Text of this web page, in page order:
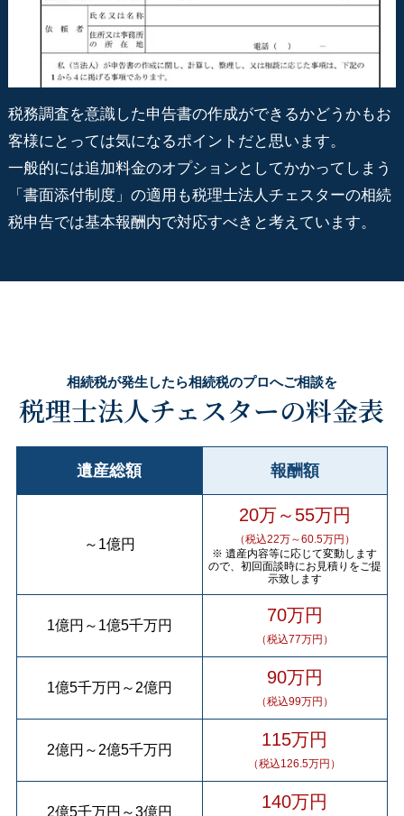
税務調査を意識した申告書の作成ができるかどうかもお
客様にとっては気になるポイントだと思います。
一般的には追加料金のオプションとしてかかってしまう
「書面添付制度」の適用も税理士法人チェスターの相続
税申告では基本報酬内で対応すべきと考えています。
相続税が発生したら相続税のプロへご相談を
税理士法人チェスターの料金表
遺産総額 報酬額
～ 1億円
20万～55万円
（税込22万～60.5万円）
※ 遺産内容等に応じて変動します
ので、初回面談時にお見積りをご提
示致します
1億円 ～ 1億5千万円 70万円
（税込77万円）
1億5千万円 ～ 2億円 90万円
（税込99万円）
2億円 ～ 2億5千万円 115万円
（税込126.5万円）
2億5千万円 ～3億円 140万円